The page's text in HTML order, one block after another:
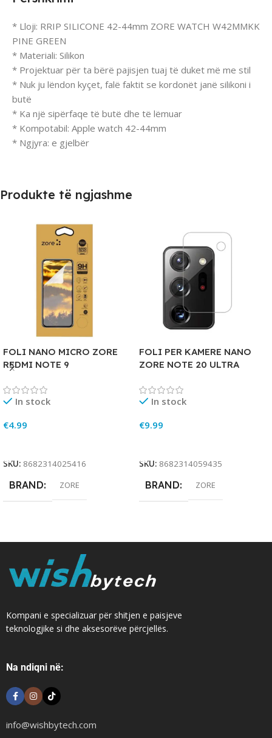
* Lloji: RRIP SILICONE 42-44mm ZORE WATCH W42MMKK
PINE GREEN
* Materiali: Silikon
* Projektuar për ta bërë pajisjen tuaj të duket më me stil
* Nuk ju lëndon kyçet, falë faktit se kordonët janë silikoni i
butë
* Ka një sipërfaqe të butë dhe të lëmuar
* Kompotabil: Apple watch 42-44mm
* Ngjyra: e gjelbër
Produkte të ngjashme
FOLI NANO MICRO ZORE
REDMI NOTE 9
In stock
€4.99
SKU: 8682314025416
BRAND ZORE
FOLI PER KAMERE NANO
ZORE NOTE 20 ULTRA
In stock
€9.99
SKU: 8682314059435
BRAND ZORE
Kompani e specializuar për shitjen e paisjeve
teknologjike si dhe aksesorëve përcjellës.
Na ndiqni në:
info@wishbytech.com